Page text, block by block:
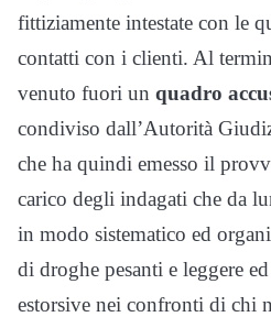
fittiziamente intestate con le
contatti con i clienti. Al
venuto fuori un quadro
condiviso dall’Autorità
che ha quindi emesso il
carico degli indagati che da
in modo sistematico ed
di droghe pesanti e leggere
estorsive nei confronti di chi